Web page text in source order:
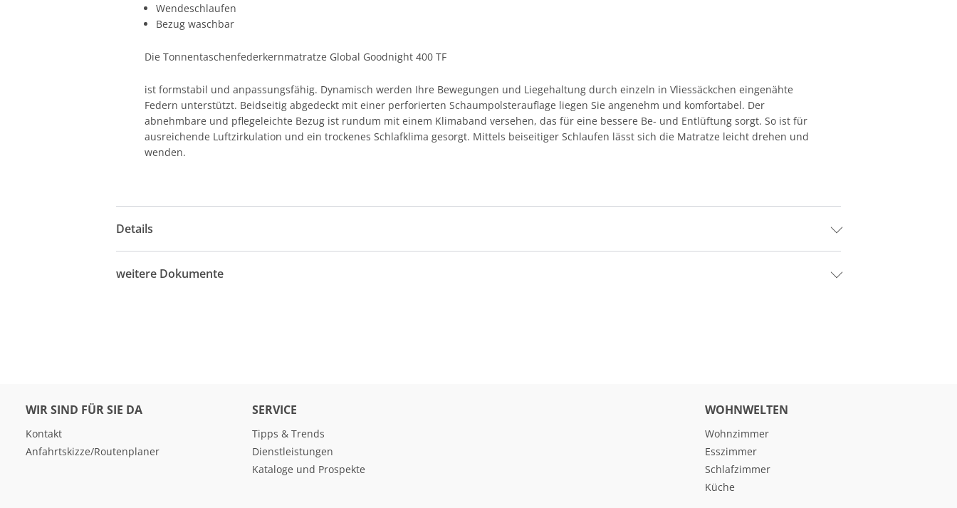
Wendeschlaufen
Bezug waschbar
Die Tonnentaschenfederkernmatratze Global Goodnight 400 TF
ist formstabil und anpassungsfähig. Dynamisch werden Ihre Bewegungen und Liegehaltung durch einzeln in Vliessäckchen eingenähte
Federn unterstützt. Beidseitig abgedeckt mit einer perforierten Schaumpolsterauflage liegen Sie angenehm und komfortabel. Der
abnehmbare und pflegeleichte Bezug ist rundum mit einem Klimaband versehen, das für eine bessere Be- und Entlüftung sorgt. So ist für
ausreichende Luftzirkulation und ein trockenes Schlafklima gesorgt. Mittels beiseitiger Schlaufen lässt sich die Matratze leicht drehen und
wenden.
Details
weitere Dokumente
WIR SIND FÜR SIE DA
Kontakt
Anfahrtskizze/Routenplaner
SERVICE
Tipps & Trends
Dienstleistungen
Kataloge und Prospekte
WOHNWELTEN
Wohnzimmer
Esszimmer
Schlafzimmer
Küche